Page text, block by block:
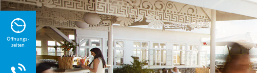
Öffnungs-
zeiten
Sie
zu